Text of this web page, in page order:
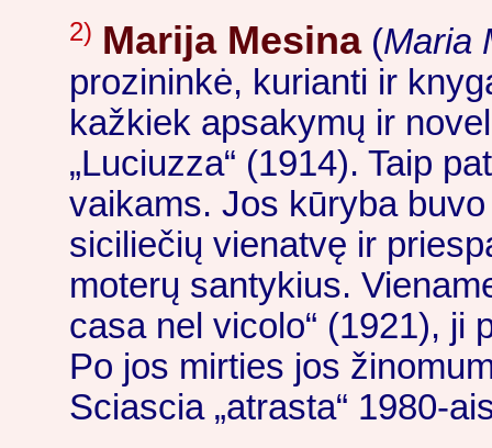
2) Marija Mesina(Maria
prozininkė, kurianti ir
kažkiek apsakymų ir
„Luciuzza“ (1914). Taip
vaikams. Jos kūryba
siciliečių vienatvę ir
moterų santykius.
casa nel vicolo“ (1921), ji
Po jos mirties jos
Sciascia „atrasta“ 1980-